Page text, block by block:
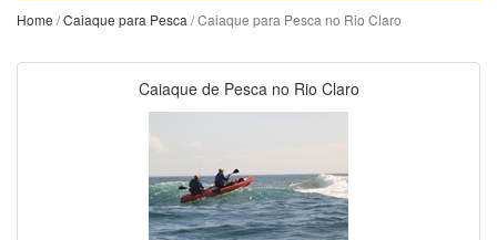
Home /Caiaque para Pesca / Caiaque para Pesca no Rio Claro
Caiaque de Pesca no Rio Claro